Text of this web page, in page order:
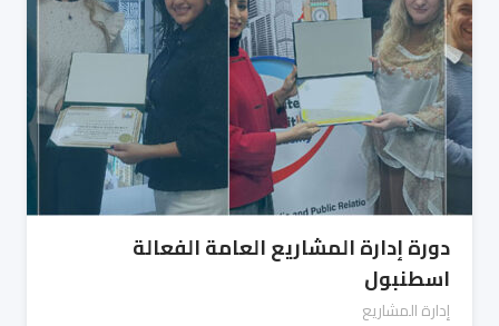
دورة إدارة المشاريع العامة الفعالة
اسطنبول
إدارة المشاريع